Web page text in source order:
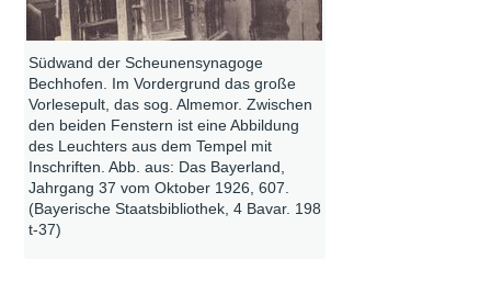
Südwand der Scheunensynagoge
Bechhofen. Im Vordergrund das große
Vorlesepult, das sog. Almemor. Zwischen
den beiden Fenstern ist eine Abbildung
des Leuchters aus dem Tempel mit
Inschriften. Abb. aus: Das Bayerland,
Jahrgang 37 vom Oktober 1926, 607.
(Bayerische Staatsbibliothek, 4 Bavar. 198
t-37)